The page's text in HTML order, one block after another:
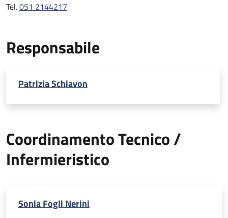
Tel.051 2144217
Responsabile
Patrizia Schiavon
Coordinamento Tecnico /
Infermieristico
Sonia Fogli Nerini